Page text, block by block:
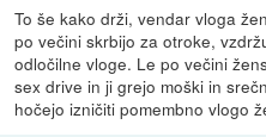
To še kako drži, vendar vloga
po večini skrbijo za otroke,
odločilne vloge. Le po večini
sex drive in ji grejo moški in
hočejo izničiti pomembno vlogo